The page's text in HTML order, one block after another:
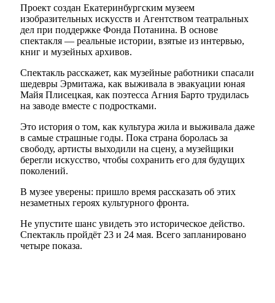
Проект создан Екатеринбургским музеем
изобразительных искусств и Агентством театральных
дел при поддержке Фонда Потанина. В основе
спектакля — реальные истории, взятые из интервью,
книг и музейных архивов.
Спектакль расскажет, как музейные работники спасали
шедевры Эрмитажа, как выживала в эвакуации юная
Майя Плисецкая, как поэтесса Агния Барто трудилась
на заводе вместе с подростками.
Это история о том, как культура жила и выживала даже
в самые страшные годы. Пока страна боролась за
свободу, артисты выходили на сцену, а музейщики
берегли искусство, чтобы сохранить его для будущих
поколений.
В музее уверены: пришло время рассказать об этих
незаметных героях культурного фронта.
Не упустите шанс увидеть это историческое действо.
Спектакль пройдёт 23 и 24 мая. Всего запланировано
четыре показа.